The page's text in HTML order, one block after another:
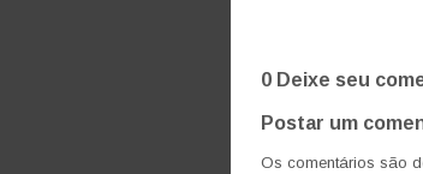
0 Deixe seu
Postar um
Os comentários são